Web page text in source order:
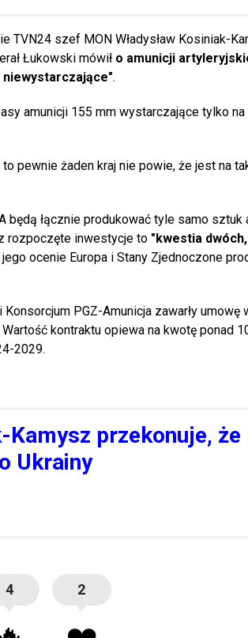
TVN24 szef MON Władysław Kosiniak-
Łukowski mówił o amunicji
.
amunicji 155 mm wystarczające tylko
pewnie żaden kraj nie powie, że jest na
łącznie produkować tyle samo sztuk
rozpoczęte inwestycje to "kwestia
jego ocenie Europa i Stany Zjednoczone
PGZ-Amunicja zawarły umowę
kontraktu opiewa na kwotę ponad
2029.
przekonuje, że
Ukrainy
4 2